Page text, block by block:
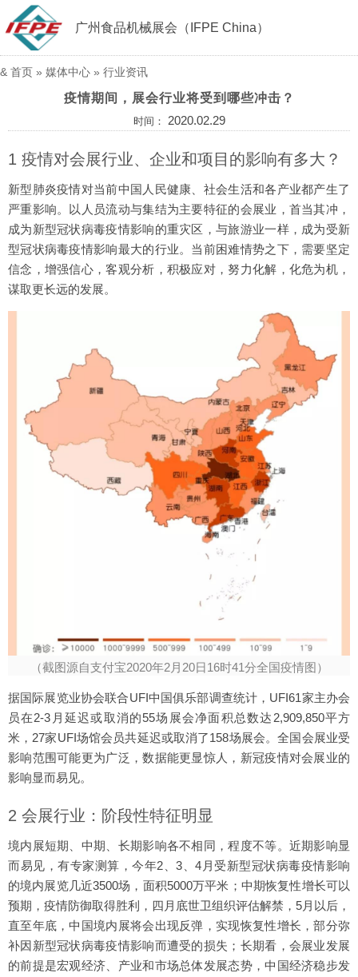
广州食品机械展会（IFPE China）
& 首页 » 媒体中心 » 行业资讯
疫情期间，展会行业将受到哪些冲击？
时间： 2020.02.29
1 疫情对会展行业、企业和项目的影响有多大？
新型肺炎疫情对当前中国人民健康、社会生活和各产业都产生了
严重影响。以人员流动与集结为主要特征的会展业，首当其冲，
成为新型冠状病毒疫情影响的重灾区，与旅游业一样，成为受新
型冠状病毒疫情影响最大的行业。当前困难情势之下，需要坚定
信念，增强信心，客观分析，积极应对，努力化解，化危为机，
谋取更长远的发展。
（截图源自支付宝2020年2月20日16时41分全国疫情图）
据国际展览业协会联合UFI中国俱乐部调查统计，UFI61家主办会
员在2-3月延迟或取消的55场展会净面积总数达2,909,850平方
米，27家UFI场馆会员共延迟或取消了158场展会。全国会展业受
影响范围可能更为广泛，数据能更显惊人，新冠疫情对会展业的
影响显而易见。
2 会展行业：阶段性特征明显
境内展短期、中期、长期影响各不相同，程度不等。近期影响显
而易见，有专家测算，今年2、3、4月受新型冠状病毒疫情影响
的境内展览几近3500场，面积5000万平米；中期恢复性增长可以
预期，疫情防御取得胜利，四月底世卫组织评估解禁，5月以后，
直至年底，中国境内展将会出现反弹，实现恢复性增长，部分弥
补因新型冠状病毒疫情影响而遭受的损失；长期看，会展业发展
的前提是宏观经济、产业和市场总体发展态势，中国经济稳步发